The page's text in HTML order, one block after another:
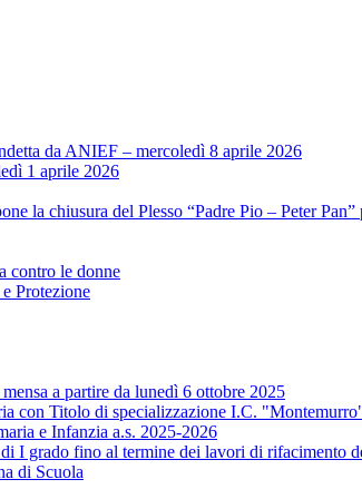
da ANIEF – mercoledì 8 aprile 2026
1 aprile 2026
la chiusura del Plesso “Padre Pio – Peter
contro le donne
Protezione
a partire da lunedì 6 ottobre 2025
con Titolo di specializzazione I.C.
e Infanzia a.s. 2025-2026
I grado fino al termine dei lavori di rifacimento
di Scuola